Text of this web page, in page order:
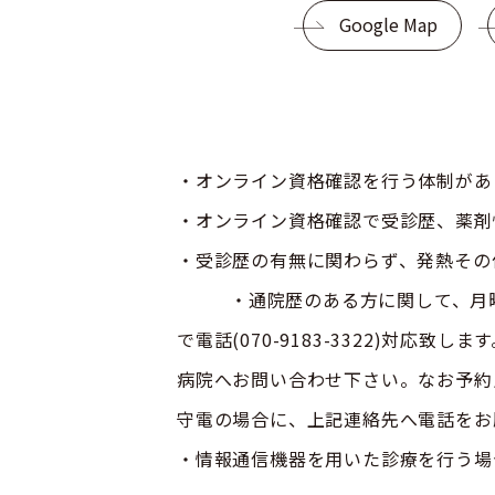
Google Map
・オンライン資格確認を行う体制が
・オンライン資格確認で受診歴、薬
・受診歴の有無に関わらず、発熱そ
・通院歴のある方に関して、月曜
で電話(070-9183-3322)対応致しま
病院へお問い合わせ下さい。なお予
守電の場合に、上記連絡先へ電話を
・情報通信機器を用いた診療を行う